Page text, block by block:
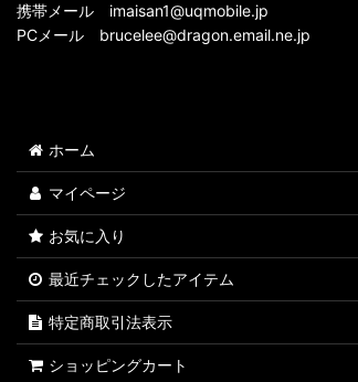
携帯メール imaisan1@uqmobile.jp
PCメール brucelee@dragon.email.ne.jp
ホーム
マイページ
お気に入り
最近チェックしたアイテム
特定商取引法表示
ショッピングカート